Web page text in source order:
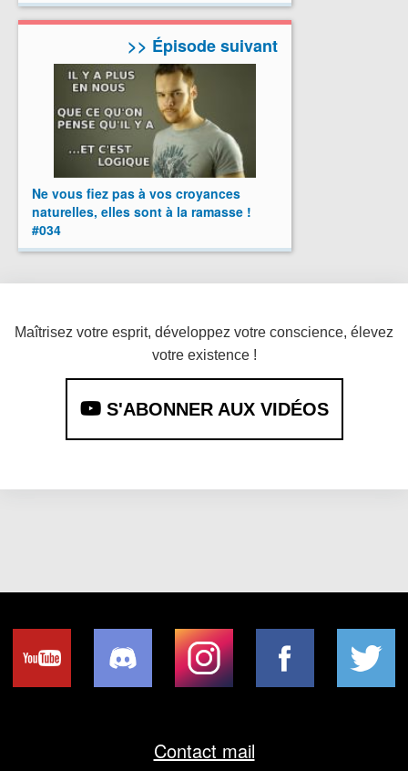
>> Épisode suivant
Ne vous fiez pas à vos croyances
naturelles, elles sont à la ramasse !
#034
Maîtrisez votre esprit, développez votre conscience, élevez
votre existence !
S'ABONNER AUX VIDÉOS
Contact mail